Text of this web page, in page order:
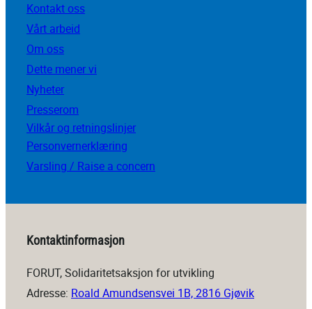
Kontakt oss
Vårt arbeid
Om oss
Dette mener vi
Nyheter
Presserom
Vilkår og retningslinjer
Personvernerklæring
Varsling / Raise a concern
Kontaktinformasjon
FORUT, Solidaritetsaksjon for utvikling
Adresse: Roald Amundsensvei 1B, 2816 Gjøvik